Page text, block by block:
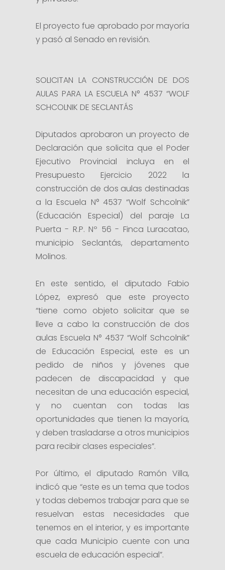
El proyecto fue aprobado por mayoría
y pasó al Senado en revisión.
SOLICITAN LA CONSTRUCCIÓN DE DOS
AULAS PARA LA ESCUELA N° 4537 “WOLF
SCHCOLNIK DE SECLANTÁS
Diputados aprobaron un proyecto de
Declaración que solicita que el Poder
Ejecutivo Provincial incluya en el
Presupuesto Ejercicio 2022 la
construcción de dos aulas destinadas
a la Escuela N° 4537 “Wolf Schcolnik”
(Educación Especial) del paraje La
Puerta - R.P. Nº 56 - Finca Luracatao,
municipio Seclantás, departamento
Molinos.
En este sentido, el diputado Fabio
López, expresó que este proyecto
“tiene como objeto solicitar que se
lleve a cabo la construcción de dos
aulas Escuela N° 4537 “Wolf Schcolnik”
de Educación Especial, este es un
pedido de niños y jóvenes que
padecen de discapacidad y que
necesitan de una educación especial,
y no cuentan con todas las
oportunidades que tienen la mayoría,
y deben trasladarse a otros municipios
para recibir clases especiales”.
Por último, el diputado Ramón Villa,
indicó que “este es un tema que todos
y todas debemos trabajar para que se
resuelvan estas necesidades que
tenemos en el interior, y es importante
que cada Municipio cuente con una
escuela de educación especial”.